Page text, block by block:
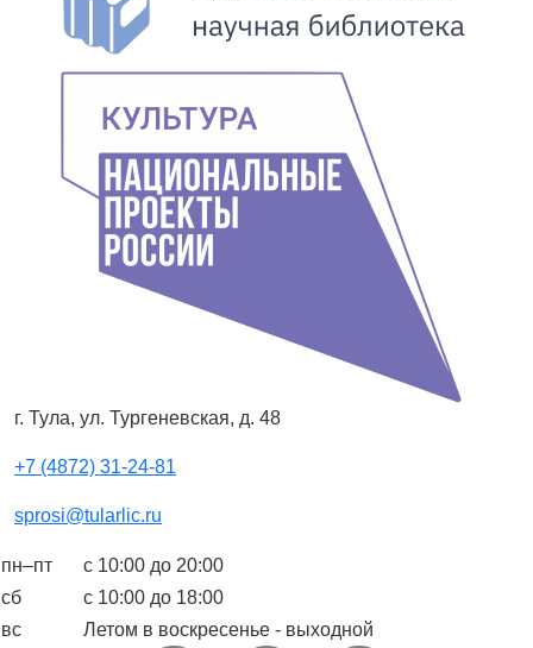
г. Тула, ул. Тургеневская, д. 48
+7 (4872) 31-24-81
sprosi@tularlic.ru
пн–пт
с 10:00 до 20:00
сб
с 10:00 до 18:00
вс
Летом в воскресенье - выходной